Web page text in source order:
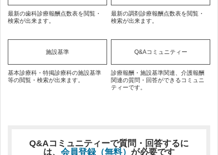
最新の歯科診療報酬点数表を閲覧・
検索が出来ます。
最新の調剤診療報酬点数表を閲覧・
検索が出来ます。
施設基準
基本診療科・特掲診療科の施設基準
等の閲覧・検索が出来ます。
Q&Aコミュニティー
診療報酬・施設基準関連、介護報酬
関連の質問・回答ができるコミュニ
ティーです。
Q&Aコミュニティーで質問・回答するに
は、 会員登録（無料） が必要です